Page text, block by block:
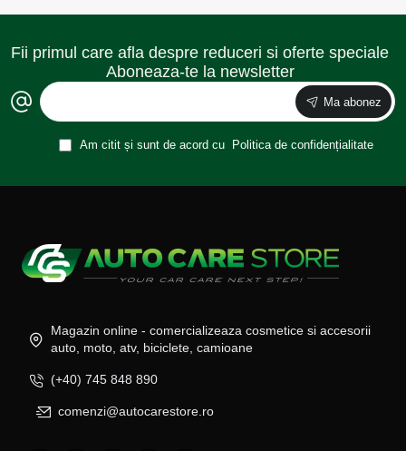
Fii primul care afla despre reduceri si oferte speciale
Aboneaza-te la newsletter
Ma abonez
Am citit și sunt de acord cu Politica de confidențialitate
Magazin online - comercializeaza cosmetice si accesorii
auto, moto, atv, biciclete, camioane
(+40) 745 848 890
comenzi@autocarestore.ro